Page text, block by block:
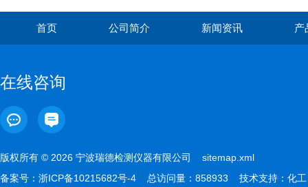
首页 公司简介 新闻资讯 产
在线咨询
版权所有 © 2026 宁波瑞德检测仪器有限公司 sitemap.xml
备案号： 浙ICP备10215682号-4 总访问量：858933 技术支持： 化工